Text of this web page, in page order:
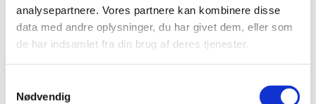
analysepartnere. Vores partnere kan kombinere disse
data med andre oplysninger, du har givet dem, eller som
de har indsamlet fra din brug af deres tjenester.
Nødvendig
maj (2)
april (2)
januar (3)